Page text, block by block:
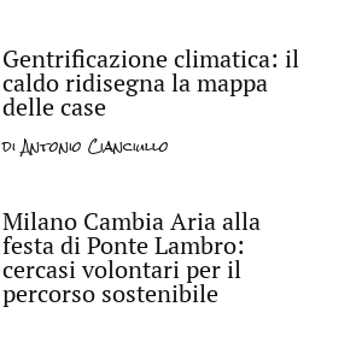
Gentrificazione climatica: il
caldo ridisegna la mappa
delle case
diAntonio Cianciullo
Milano Cambia Aria alla
festa di Ponte Lambro:
cercasi volontari per il
percorso sostenibile